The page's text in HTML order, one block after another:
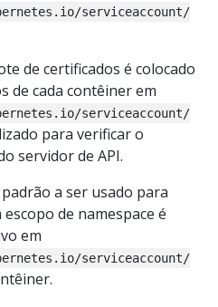
serviceaccount/
de certificados é colocado
de cada contêiner em
serviceaccount/
para verificar o
servidor de API.
a ser usado para
de namespace é
em
serviceaccount/